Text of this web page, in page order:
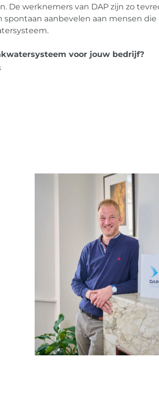
De werknemers van DAP zijn zo
spontaan aanbevelen aan mensen
voor jouw bedrijf?